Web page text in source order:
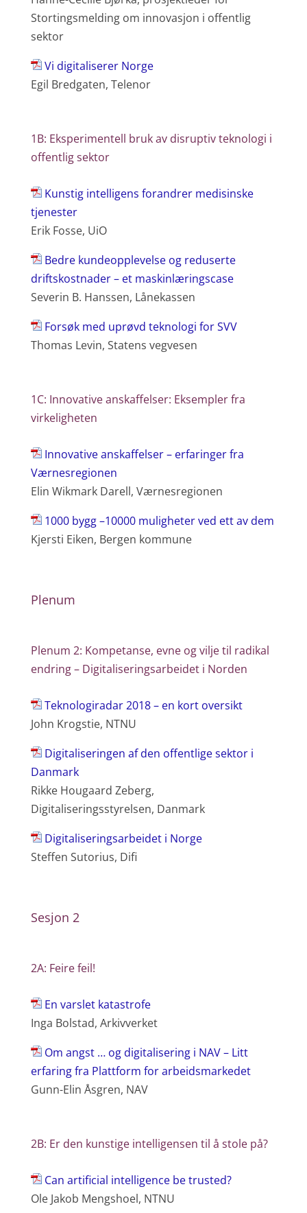
Stortingsmelding om innovasjon i offentlig
sektor
Vi digitaliserer Norge
Egil Bredgaten, Telenor
1B: Eksperimentell bruk av disruptiv teknologi i
offentlig sektor
Kunstig intelligens forandrer medisinske
tjenester
Erik Fosse, UiO
Bedre kundeopplevelse og reduserte
driftskostnader – et maskinlæringscase
Severin B. Hanssen, Lånekassen
Forsøk med uprøvd teknologi for SVV
Thomas Levin, Statens vegvesen
1C: Innovative anskaffelser: Eksempler fra
virkeligheten
Innovative anskaffelser – erfaringer fra
Værnesregionen
Elin Wikmark Darell, Værnesregionen
1000 bygg –10000 muligheter ved ett av dem
Kjersti Eiken, Bergen kommune
Plenum
Plenum 2: Kompetanse, evne og vilje til radikal
endring – Digitaliseringsarbeidet i Norden
Teknologiradar 2018 – en kort oversikt
John Krogstie, NTNU
Digitaliseringen af den offentlige sektor i
Danmark
Rikke Hougaard Zeberg,
Digitaliseringsstyrelsen, Danmark
Digitaliseringsarbeidet i Norge
Steffen Sutorius, Difi
Sesjon 2
2A: Feire feil!
En varslet katastrofe
Inga Bolstad, Arkivverket
Om angst … og digitalisering i NAV – Litt
erfaring fra Plattform for arbeidsmarkedet
Gunn-Elin Åsgren, NAV
2B: Er den kunstige intelligensen til å stole på?
Can artificial intelligence be trusted?
Ole Jakob Mengshoel, NTNU